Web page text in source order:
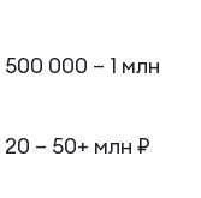
500 000 – 1 млн
20 – 50+ млн ₽